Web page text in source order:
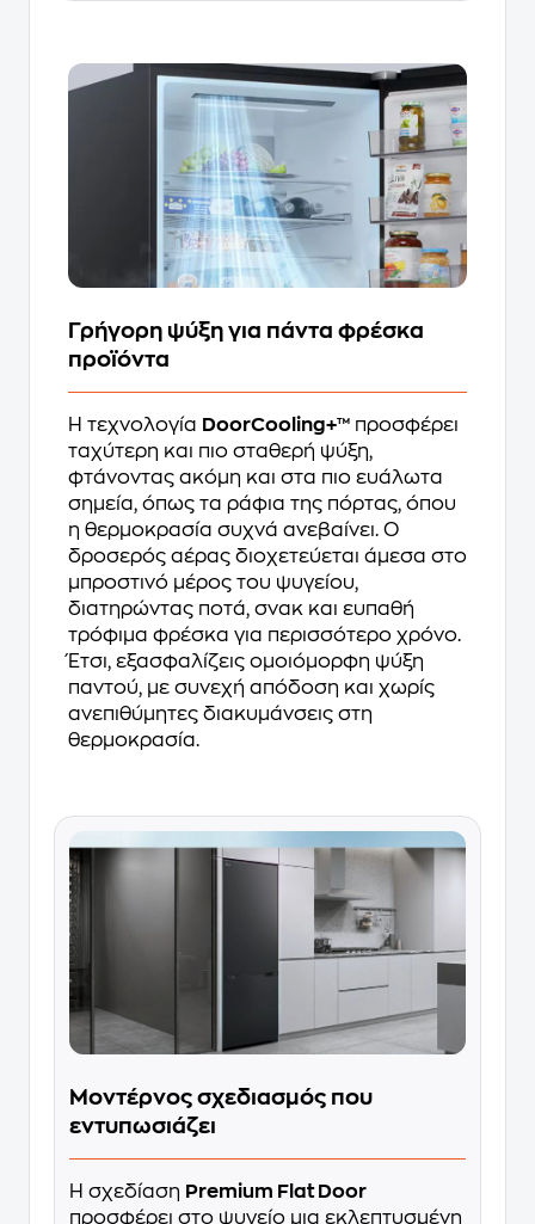
Γρήγορη ψύξη για πάντα φρέσκα
προϊόντα
Η τεχνολογία DoorCooling+™ προσφέρει
ταχύτερη και πιο σταθερή ψύξη,
φτάνοντας ακόμη και στα πιο ευάλωτα
σημεία, όπως τα ράφια της πόρτας, όπου
η θερμοκρασία συχνά ανεβαίνει. Ο
δροσερός αέρας διοχετεύεται άμεσα στο
μπροστινό μέρος του ψυγείου,
διατηρώντας ποτά, σνακ και ευπαθή
τρόφιμα φρέσκα για περισσότερο χρόνο.
Έτσι, εξασφαλίζεις ομοιόμορφη ψύξη
παντού, με συνεχή απόδοση και χωρίς
ανεπιθύμητες διακυμάνσεις στη
θερμοκρασία.
Μοντέρνος σχεδιασμός που
εντυπωσιάζει
Η σχεδίαση Premium Flat Door
προσφέρει στο ψυγείο μια εκλεπτυσμένη